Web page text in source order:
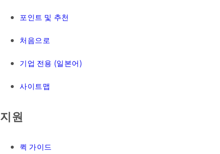
포인트 및 추천
처음으로
기업 전용 (일본어)
사이트맵
지원
퀵 가이드